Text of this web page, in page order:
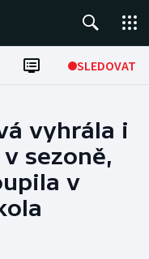
SLEDOVAT
vyhrála i
sezoně,
v